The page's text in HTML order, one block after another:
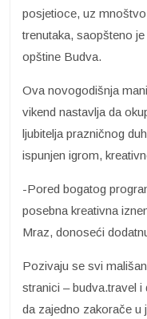
posjetioce, uz
trenutaka, saopšteno
opštine Budva.
Ova novogodišnja
vikend nastavlja da
ljubitelja prazničnog
ispunjen igrom,
-Pored bogatog
posebna kreativna
Mraz, donoseći
Pozivaju se svi
stranici – budva.travel
da zajedno zakorače u